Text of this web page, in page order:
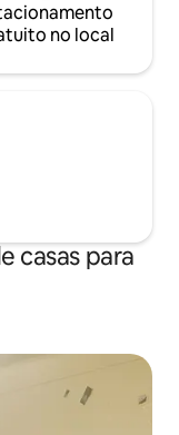
no local
casas para